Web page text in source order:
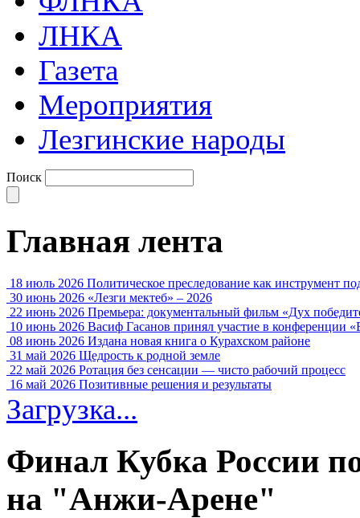
ЛНКА
Газета
Мероприятия
Лезгинские народы
Поиск
Главная лента
18 июль 2026 Политическое преследование как инструмент
30 июнь 2026 «Лезги мектеб» – 2026
22 июнь 2026 Премьера: документальный фильм «Дух
10 июнь 2026 Васиф Гасанов принял участие в конференции
08 июнь 2026 Издана новая книга о Курахском районе
31 май 2026 Щедрость к родной земле
22 май 2026 Ротация без сенсации — чисто рабочий процесс
16 май 2026 Позитивные решения и результаты
Загрузка...
Финал Кубка России
на "Анжи-Арене"